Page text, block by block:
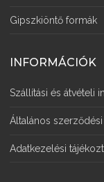
Gipszkiöntő formák
INFORMÁCIÓK
Szállítási és átvételi
Általános
Adatkezelési